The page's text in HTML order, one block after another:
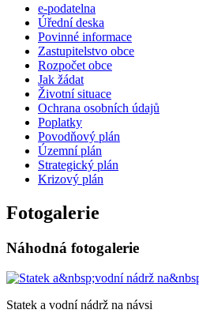
e-podatelna
Úřední deska
Povinné informace
Zastupitelstvo obce
Rozpočet obce
Jak žádat
Životní situace
Ochrana osobních údajů
Poplatky
Povodňový plán
Územní plán
Strategický plán
Krizový plán
Fotogalerie
Náhodná fotogalerie
Statek a vodní nádrž na návsi